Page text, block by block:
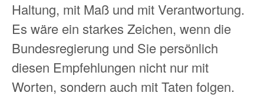
Haltung, mit Maß und mit Verantwortung.
Es wäre ein starkes Zeichen, wenn die
Bundesregierung und Sie persönlich
diesen Empfehlungen nicht nur mit
Worten, sondern auch mit Taten folgen.